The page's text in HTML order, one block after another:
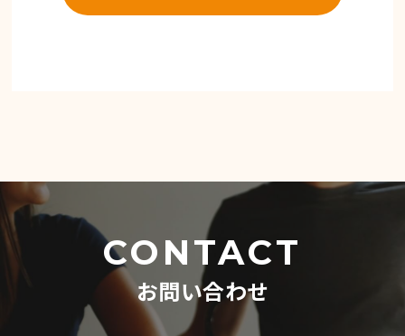
CONTACT
お問い合わせ